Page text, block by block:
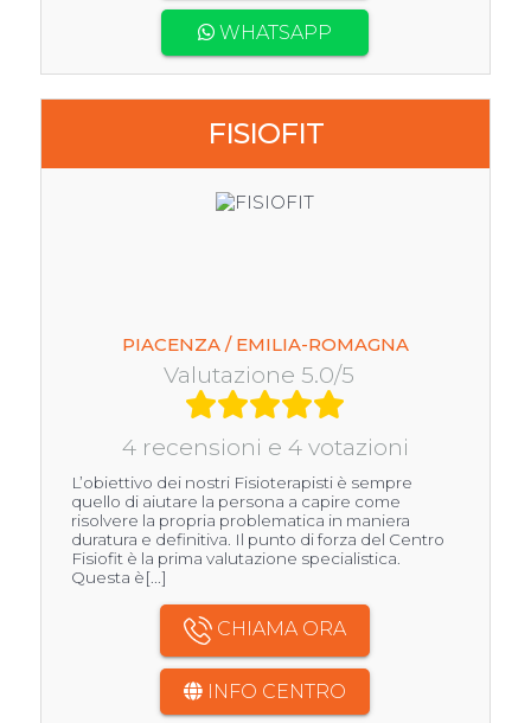
WHATSAPP
FISIOFIT
PIACENZA / EMILIA-ROMAGNA
Valutazione 5.0/5
4 recensioni e 4 votazioni
L’obiettivo dei nostri Fisioterapisti è sempre
quello di aiutare la persona a capire come
risolvere la propria problematica in maniera
duratura e definitiva. Il punto di forza del Centro
Fisiofit è la prima valutazione specialistica.
Questa è[...]
CHIAMA ORA
INFO CENTRO